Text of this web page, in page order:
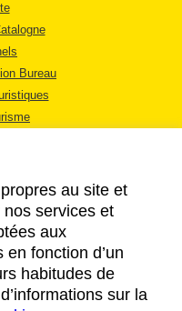
Bureau
au site et
services et
aux
fonction d’un
habitudes de
sur la